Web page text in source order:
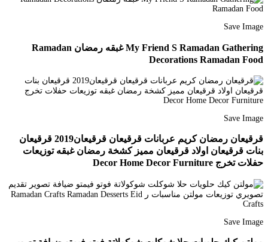
Save Image
My Friend S Ramadan Gathering غبقه رمضان Ramadan
Decorations Ramadan Food
Save Image
قرقيعان رمضان كريم عربانات قرقيعان قرقيعان2019 قرقيعان
بنات قرقيعان اولاد قرقيعان مميز كشخة رمضان غبقه توزيعات
حفلات تخرج Decor Home Decor Furniture
Save Image